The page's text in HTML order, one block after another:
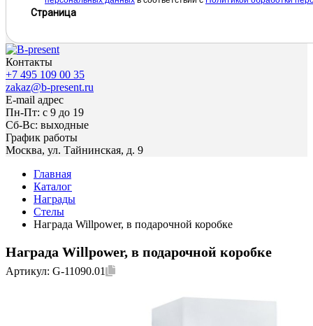
Страница
Контакты
+7 495 109 00 35
zakaz@b-present.ru
E-mail адрес
Пн-Пт: с 9 до 19
Сб-Вс: выходные
График работы
Москва, ул. Тайнинская, д. 9
Главная
Каталог
Награды
Стелы
Награда Willpower, в подарочной коробке
Награда Willpower, в подарочной коробке
Артикул: G-11090.01